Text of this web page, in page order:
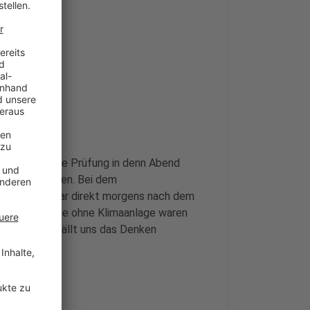
für eine Prüfung in denn Abend
zu lassen. Bei dem
und zwar direkt morgens nach dem
ohne. Die ohne Klimaanlage waren
Nächten fällt uns das Denken